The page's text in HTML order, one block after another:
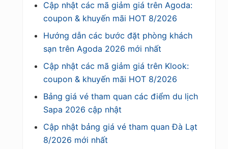
Cập nhật các mã giảm giá trên Agoda:
coupon & khuyến mãi HOT 8/2026
Hướng dẫn các bước đặt phòng khách
sạn trên Agoda 2026 mới nhất
Cập nhật các mã giảm giá trên Klook:
coupon & khuyến mãi HOT 8/2026
Bảng giá vé tham quan các điểm du lịch
Sapa 2026 cập nhật
Cập nhật bảng giá vé tham quan Đà Lạt
8/2026 mới nhất